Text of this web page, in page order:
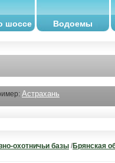
шоссе Водоемы
Астрахань
охотничьи базы /Брянская